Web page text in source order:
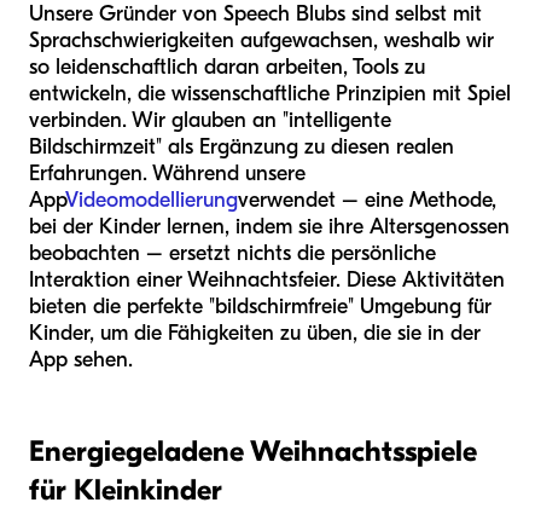
Unsere Gründer von Speech Blubs sind selbst mit
Sprachschwierigkeiten aufgewachsen, weshalb wir
so leidenschaftlich daran arbeiten, Tools zu
entwickeln, die wissenschaftliche Prinzipien mit Spiel
verbinden. Wir glauben an "intelligente
Bildschirmzeit" als Ergänzung zu diesen realen
Erfahrungen. Während unsere
AppVideomodellierungverwendet – eine Methode,
bei der Kinder lernen, indem sie ihre Altersgenossen
beobachten – ersetzt nichts die persönliche
Interaktion einer Weihnachtsfeier. Diese Aktivitäten
bieten die perfekte "bildschirmfreie" Umgebung für
Kinder, um die Fähigkeiten zu üben, die sie in der
App sehen.
Energiegeladene Weihnachtsspiele
für Kleinkinder